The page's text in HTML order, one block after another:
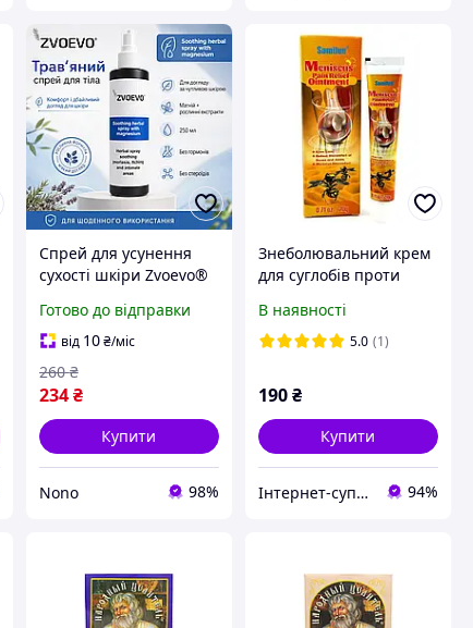
Спрей для усунення
сухості шкіри Zvoevo®
тілом 250 мл
Заспокійливий спрей
для шкіри
Готово до відправки
від 10 ₴/міс
234 ₴
260 ₴
Купити
Nono 98%
Знеболювальний крем
для суглобів проти
грамів
В наявності
5.0 (1)
190₴
Купити
Інтернет-супермаркет VillMart 94%